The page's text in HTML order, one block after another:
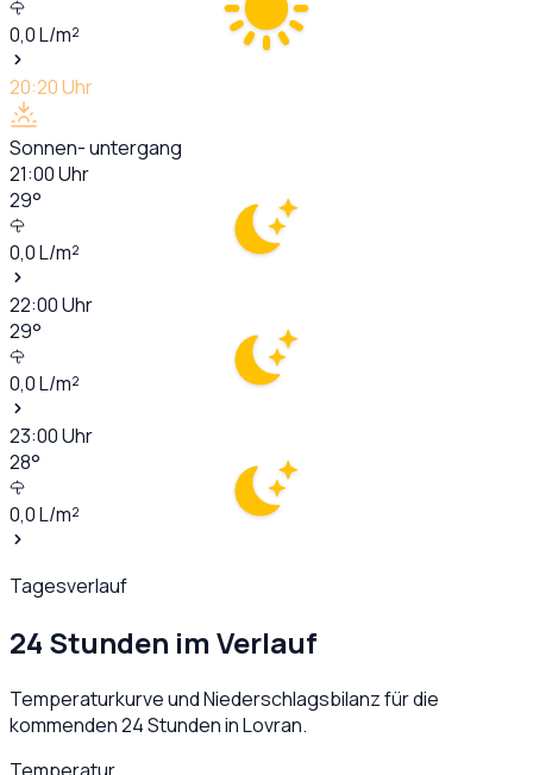
0,0L/m²
20:20Uhr
Sonnen- untergang
21:00Uhr
29°
0,0L/m²
22:00Uhr
29°
0,0L/m²
23:00Uhr
28°
0,0L/m²
Tagesverlauf
24 Stunden im Verlauf
Temperaturkurve und Niederschlagsbilanz für die
kommenden 24 Stunden inLovran.